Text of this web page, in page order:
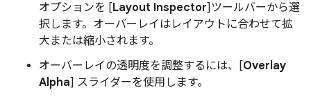
オプションを [Layout Inspector]ツールバーから選
択します。オーバーレイはレイアウトに合わせて拡
大または縮小されます。
オーバーレイの透明度を調整するには、[Overlay
Alpha] スライダーを使用します。